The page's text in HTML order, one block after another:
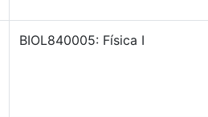
BIOL840005: Física I